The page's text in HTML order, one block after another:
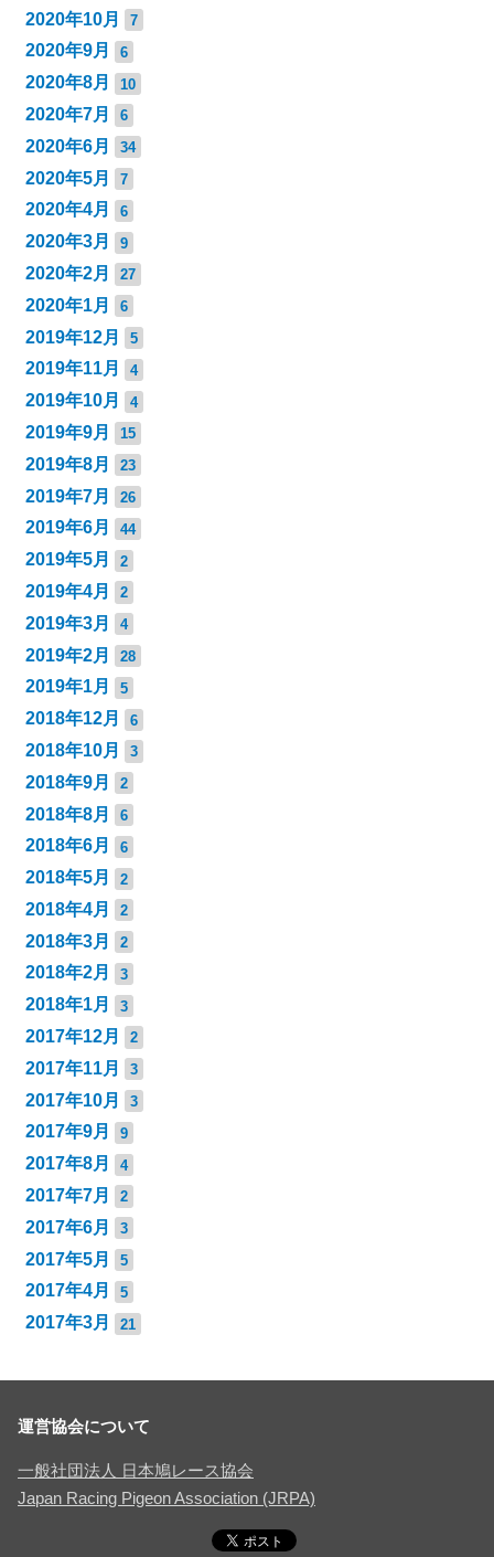
2020年10月 7
2020年9月 6
2020年8月 10
2020年7月 6
2020年6月 34
2020年5月 7
2020年4月 6
2020年3月 9
2020年2月 27
2020年1月 6
2019年12月 5
2019年11月 4
2019年10月 4
2019年9月 15
2019年8月 23
2019年7月 26
2019年6月 44
2019年5月 2
2019年4月 2
2019年3月 4
2019年2月 28
2019年1月 5
2018年12月 6
2018年10月 3
2018年9月 2
2018年8月 6
2018年6月 6
2018年5月 2
2018年4月 2
2018年3月 2
2018年2月 3
2018年1月 3
2017年12月 2
2017年11月 3
2017年10月 3
2017年9月 9
2017年8月 4
2017年7月 2
2017年6月 3
2017年5月 5
2017年4月 5
2017年3月 21
運営協会について
一般社団法人 日本鳩レース協会
Japan Racing Pigeon Association (JRPA)